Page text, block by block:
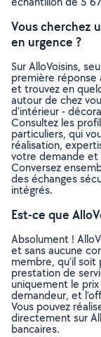
Vous cherchez
en urgence ?
Sur AlloVoisins,
première réponse
et trouvez en
autour de chez
d'intérieur -
Consultez les
particuliers, qui
réalisation,
votre demande
Conversez
des échanges
intégrés.
Est-ce que
Absolument !
et sans aucune
membre, qu’il
prestation de
uniquement le
demandeur, et
Vous pouvez
directement sur
bancaires.